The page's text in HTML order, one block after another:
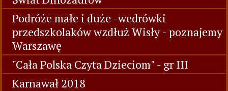
Podróże małe i duże -wedrówki
przedszkolaków wzdłuż Wisły - poznajemy
Warszawę
"Cała Polska Czyta Dzieciom" - gr III
Karnawał 2018